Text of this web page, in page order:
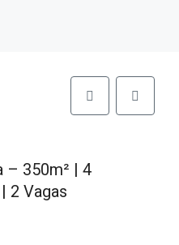
– 350m² | 4
2 Vagas